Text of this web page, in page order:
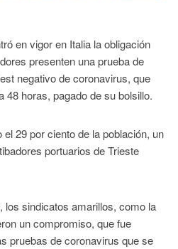
en vigor en Italia la obligación
presenten una prueba de
negativo de coronavirus, que
48 horas, pagado de su bolsillo.
29 por ciento de la población, un
portuarios de Trieste
los sindicatos amarillos, como la
un compromiso, que fue
pruebas de coronavirus que se